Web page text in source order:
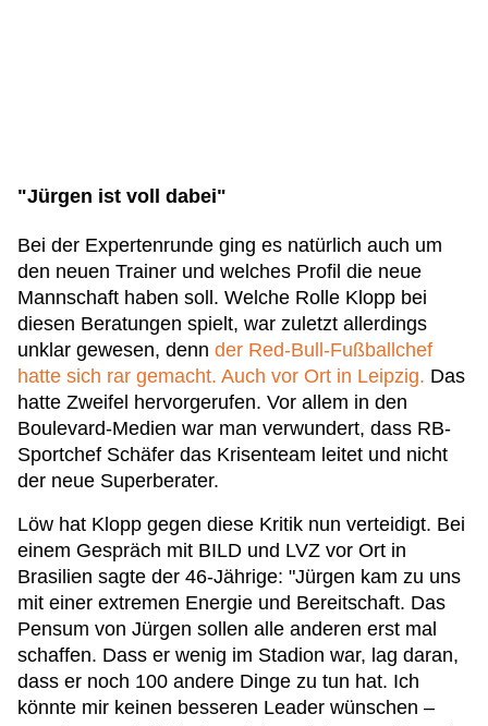
"Jürgen ist voll dabei"
Bei der Expertenrunde ging es natürlich auch um
den neuen Trainer und welches Profil die neue
Mannschaft haben soll. Welche Rolle Klopp bei
diesen Beratungen spielt, war zuletzt allerdings
unklar gewesen, denn der Red-Bull-Fußballchef
hatte sich rar gemacht. Auch vor Ort in Leipzig. Das
hatte Zweifel hervorgerufen. Vor allem in den
Boulevard-Medien war man verwundert, dass RB-
Sportchef Schäfer das Krisenteam leitet und nicht
der neue Superberater.
Löw hat Klopp gegen diese Kritik nun verteidigt. Bei
einem Gespräch mit BILD und LVZ vor Ort in
Brasilien sagte der 46-Jährige: "Jürgen kam zu uns
mit einer extremen Energie und Bereitschaft. Das
Pensum von Jürgen sollen alle anderen erst mal
schaffen. Dass er wenig im Stadion war, lag daran,
dass er noch 100 andere Dinge zu tun hat. Ich
könnte mir keinen besseren Leader wünschen –